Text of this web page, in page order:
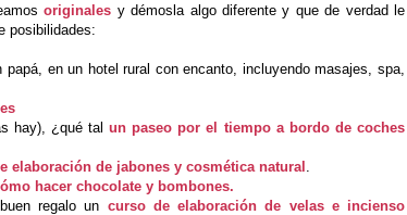
originales y démosla algo diferente y que de verdad le
posibilidades:
en un hotel rural con encanto, incluyendo masajes, spa,
hay), ¿qué talun paseo por el tiempo a bordo de coches
elaboración de jabones y cosmética natural .
hacer chocolate y bombones.
regalo un curso de elaboración de velas e incienso